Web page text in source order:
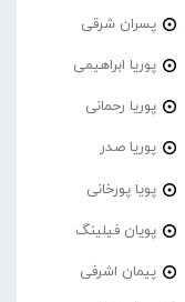
پسران شرقی
پوریا ابراهیمی
پوریا رحمانی
پوریا صدر
پویا پورخانی
پویان فیلینگ
پیمان اشرفی